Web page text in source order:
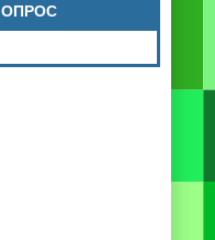
Broadcast
Edition
ОПРОС